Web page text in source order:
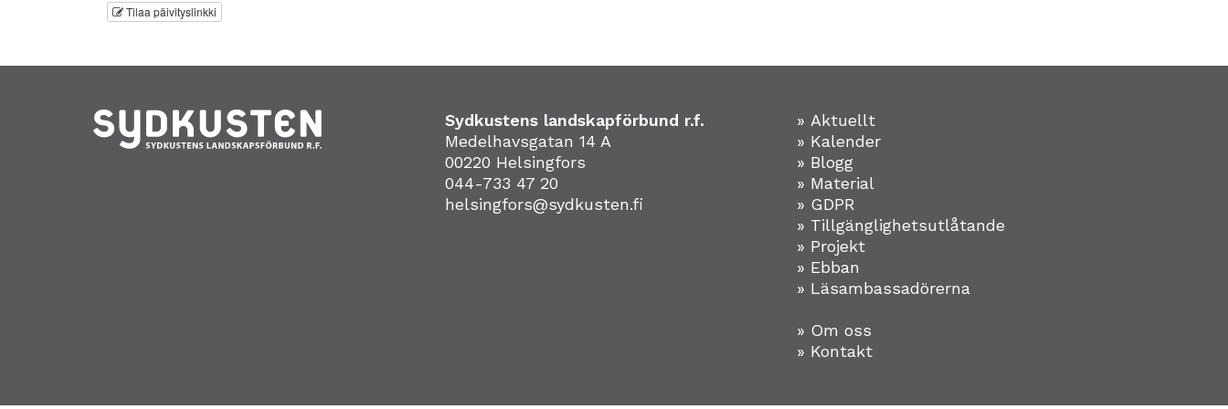
Tilaa päivityslinkki
Sydkustens landskapförbund r.f.
Medelhavsgatan 14 A
00220 Helsingfors
044-733 47 20
helsingfors@sydkusten.fi
» Aktuellt
» Kalender
» Blogg
» Material
» GDPR
» Tillgänglighetsutlåtande
» Projekt
» Ebban
» Läsambassadörerna
» Om oss
» Kontakt